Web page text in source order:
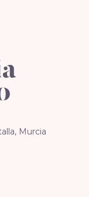
Murcia